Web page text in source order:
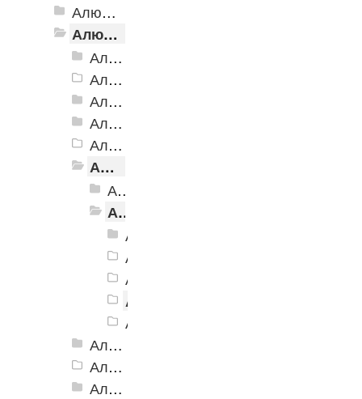
Алюминиевая полоса с резиновыми вставками
Алюминиевый угол-порог с резиновой вставкой
Алюминиевый угол-порог АУ-38, 38x20 мм
Алюминиевый угол-порог АУ-42 Евро, 2500мм
Алюминиевый угол-порог АУ-42, 42x23 мм
Алюминиевый угол-порог АУ-42 (на клеевой основе)
Алюминиевый угол-порог АУ-50 Евро, 2500мм
Алюминиевый угол-порог АУ-50 премиум
Алюминиевый угол-порог АУ-50, мм Без покрытия
Алюминиевый угол-порог АУ-50, Анадированные
Алюминиевый угол-порог АУ-50,
Алюминиевый угол-порог АУ-50,
Алюминиевый угол-порог АУ-50,
Алюминиевый угол-порог АУ-
Алюминиевый угол-порог АУ-50,
Алюминиевый угол-порог с двойной резиновой вставкой АУ-68
Алюминиевый угол-порог АУ-72
Алюминиевый угол-порог с тройной резиновой вставкой АУ-98